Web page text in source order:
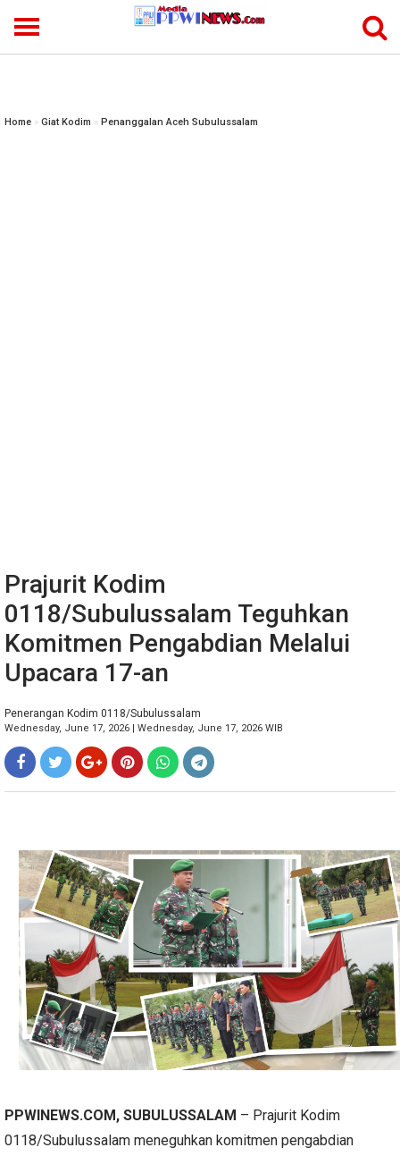
Home » Giat Kodim » Penanggalan Aceh Subulussalam
Prajurit Kodim
0118/Subulussalam Teguhkan
Komitmen Pengabdian Melalui
Upacara 17-an
Penerangan Kodim 0118/Subulussalam
Wednesday, June 17, 2026 | Wednesday, June 17, 2026 WIB
PPWINEWS.COM, SUBULUSSALAM – Prajurit Kodim
0118/Subulussalam meneguhkan komitmen pengabdian